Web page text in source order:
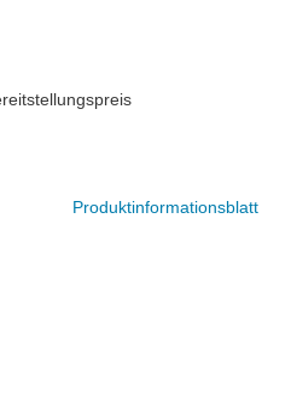
Produktinformationsblatt